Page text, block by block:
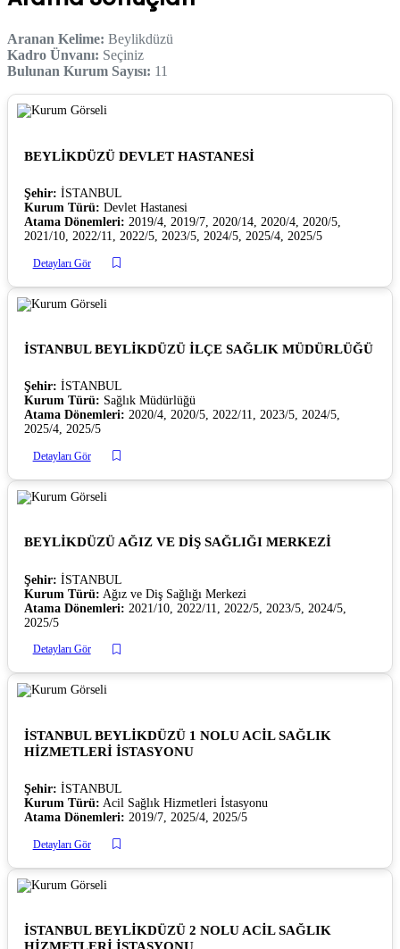
Aranan Kelime: Beylikdüzü
Kadro Ünvanı: Seçiniz
Bulunan Kurum Sayısı: 11
BEYLİKDÜZÜ DEVLET HASTANESİ
Şehir: İSTANBUL
Kurum Türü: Devlet Hastanesi
Atama Dönemleri: 2019/4, 2019/7, 2020/14, 2020/4, 2020/5,
2021/10, 2022/11, 2022/5, 2023/5, 2024/5, 2025/4, 2025/5
Detayları Gör
İSTANBUL BEYLİKDÜZÜ İLÇE SAĞLIK MÜDÜRLÜĞÜ
Şehir: İSTANBUL
Kurum Türü: Sağlık Müdürlüğü
Atama Dönemleri: 2020/4, 2020/5, 2022/11, 2023/5, 2024/5,
2025/4, 2025/5
Detayları Gör
BEYLİKDÜZÜ AĞIZ VE DİŞ SAĞLIĞI MERKEZİ
Şehir: İSTANBUL
Kurum Türü: Ağız ve Diş Sağlığı Merkezi
Atama Dönemleri: 2021/10, 2022/11, 2022/5, 2023/5, 2024/5,
2025/5
Detayları Gör
İSTANBUL BEYLİKDÜZÜ 1 NOLU ACİL SAĞLIK
HİZMETLERİ İSTASYONU
Şehir: İSTANBUL
Kurum Türü: Acil Sağlık Hizmetleri İstasyonu
Atama Dönemleri: 2019/7, 2025/4, 2025/5
Detayları Gör
İSTANBUL BEYLİKDÜZÜ 2 NOLU ACİL SAĞLIK
HİZMETLERİ İSTASYONU